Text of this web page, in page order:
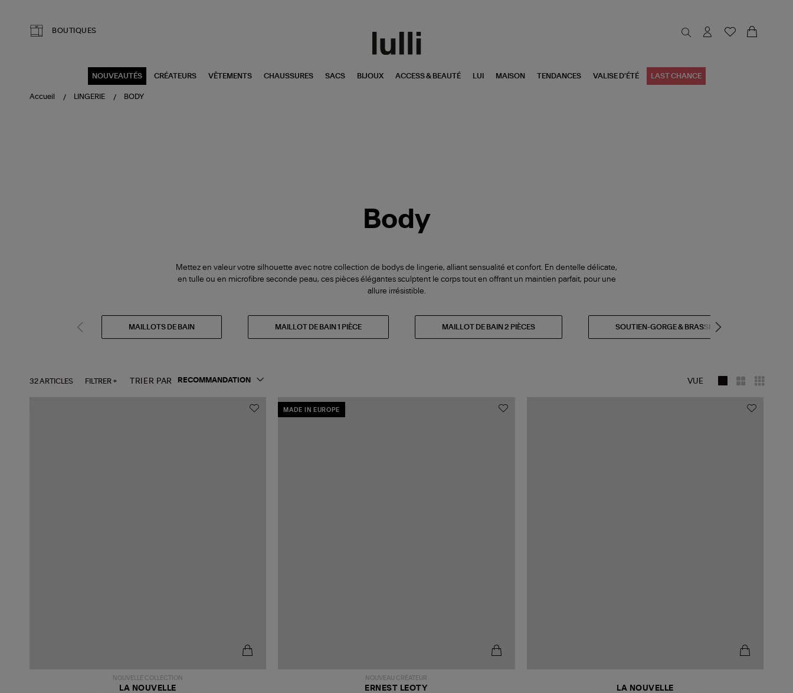
BOUTIQUES
NOUVEAUTÉS CRÉATEURS VÊTEMENTS CHAUSSURES SACS BIJOUX ACCESS & BEAUTÉ LUI MAISON TENDANCES VALISE D'ÉTÉ LAST CHANCE
Accueil LINGERIE BODY
Body
Mettez en valeur votre silhouette avec notre collection de bodys de lingerie, alliant sensualité et confort. En dentelle délicate,
en tulle ou en microfibre seconde peau, ces pièces élégantes sculptent le corps tout en offrant un maintien parfait, pour une
allure irrésistible.
MAILLOTS DE BAIN MAILLOT DE BAIN 1 PIÈCE MAILLOT DE BAIN 2 PIÈCES SOUTIEN-GORGE & BRASSIÈRE
32 ARTICLES FILTRER + TRIER PAR VUE
NOUVELLE COLLECTION
LA NOUVELLE
MADE IN EUROPE
NOUVEAU CRÉATEUR
ERNEST LEOTY LA NOUVELLE